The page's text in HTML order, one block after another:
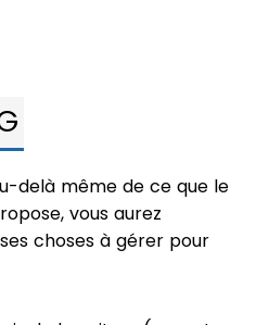
delà même de ce que le
vous aurez
choses à gérer pour